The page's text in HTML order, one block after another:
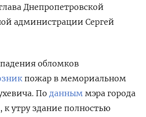
Днепропетровской
администрации Сергей
обломков
пожар в мемориальном
По данным мэра города
к утру здание полностью